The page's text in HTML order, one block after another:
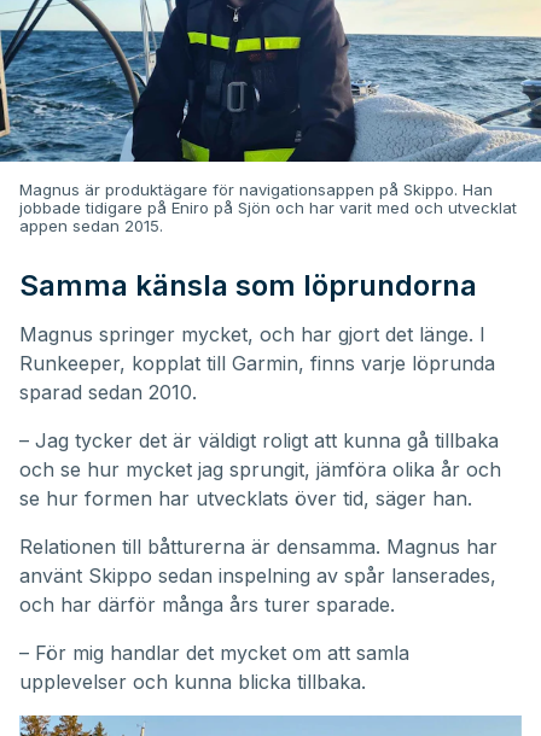
Magnus är produktägare för navigationsappen på Skippo. Han
jobbade tidigare på Eniro på Sjön och har varit med och utvecklat
appen sedan 2015.
Samma känsla som löprundorna
Magnus springer mycket, och har gjort det länge. I
Runkeeper, kopplat till Garmin, finns varje löprunda
sparad sedan 2010.
– Jag tycker det är väldigt roligt att kunna gå tillbaka
och se hur mycket jag sprungit, jämföra olika år och
se hur formen har utvecklats över tid, säger han.
Relationen till båtturerna är densamma. Magnus har
använt Skippo sedan inspelning av spår lanserades,
och har därför många års turer sparade.
– För mig handlar det mycket om att samla
upplevelser och kunna blicka tillbaka.